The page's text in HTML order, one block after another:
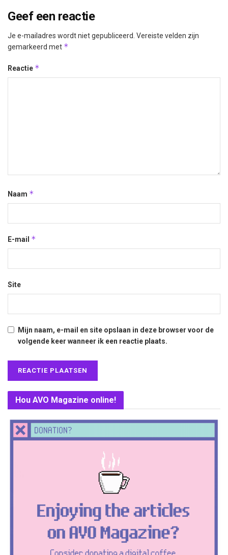
Geef een reactie
Je e-mailadres wordt niet gepubliceerd. Vereiste velden zijn
gemarkeerd met *
Reactie *
Naam *
E-mail *
Site
Mijn naam, e-mail en site opslaan in deze browser voor de
volgende keer wanneer ik een reactie plaats.
Hou AVO Magazine online!